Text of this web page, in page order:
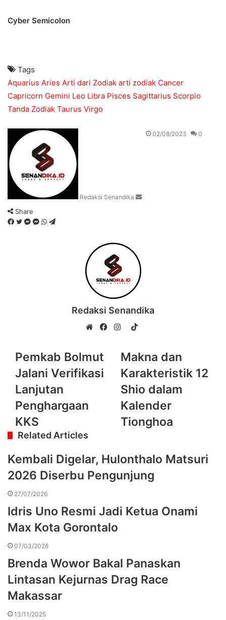
Cyber Semicolon
Tags
Aquarius Aries Arti dari Zodiak arti zodiak Cancer
Capricorn Gemini Leo Libra Pisces Sagittarius Scorpio
Tanda Zodiak Taurus Virgo
Redaksi Senandika
Send02/08/2023 0
Share
Facebook
Twitter
Messenger
Messenger
WhatsApp
Telegram
Redaksi Senandika
TikTok
Pemkab Bolmut
Jalani Verifikasi
Lanjutan
Penghargaan
KKS
Makna dan
Karakteristik 12
Shio dalam
Kalender
Tionghoa
Related Articles
Kembali Digelar, Hulonthalo Matsuri
2026 Diserbu Pengunjung
27/07/2026
Idris Uno Resmi Jadi Ketua Onami
Max Kota Gorontalo
07/03/2026
Brenda Wowor Bakal Panaskan
Lintasan Kejurnas Drag Race
Makassar
13/11/2025